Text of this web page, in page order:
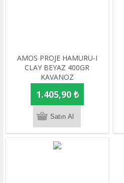
AMOS PROJE HAMURU-I
CLAY BEYAZ 400GR
KAVANOZ
1.405,90 ₺